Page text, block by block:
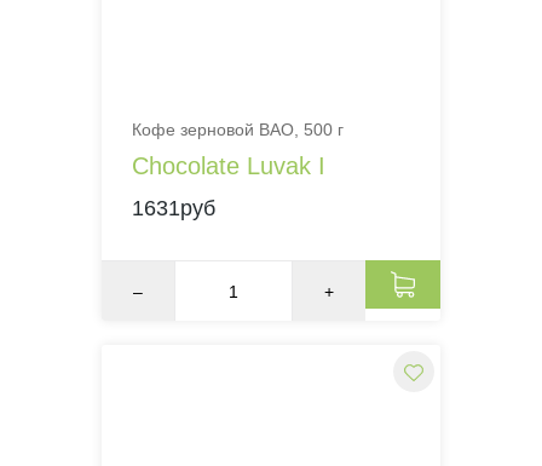
Кофе зерновой BAO, 500 г
Chocolate Luvak I
1631руб
– +